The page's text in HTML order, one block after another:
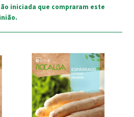
iniciada que compraram este